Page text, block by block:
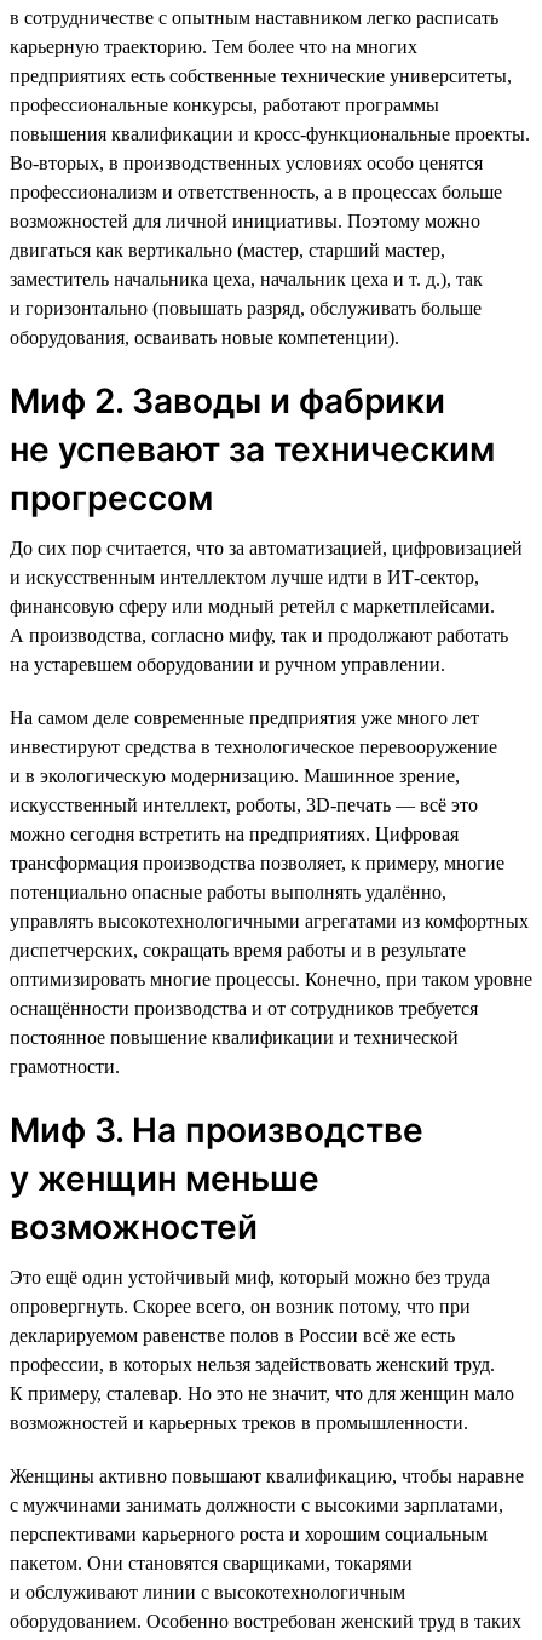
в сотрудничестве с опытным наставником легко расписать
карьерную траекторию. Тем более что на многих
предприятиях есть собственные технические университеты,
профессиональные конкурсы, работают программы
повышения квалификации и кросс-функциональные проекты.
Во-вторых, в производственных условиях особо ценятся
профессионализм и ответственность, а в процессах больше
возможностей для личной инициативы. Поэтому можно
двигаться как вертикально (мастер, старший мастер,
заместитель начальника цеха, начальник цеха и т. д.), так
и горизонтально (повышать разряд, обслуживать больше
оборудования, осваивать новые компетенции).
Миф 2. Заводы и фабрики
не успевают за техническим
прогрессом
До сих пор считается, что за автоматизацией, цифровизацией
и искусственным интеллектом лучше идти в ИТ-сектор,
финансовую сферу или модный ретейл с маркетплейсами.
А производства, согласно мифу, так и продолжают работать
на устаревшем оборудовании и ручном управлении.
На самом деле современные предприятия уже много лет
инвестируют средства в технологическое перевооружение
и в экологическую модернизацию. Машинное зрение,
искусственный интеллект, роботы, 3D-печать — всё это
можно сегодня встретить на предприятиях. Цифровая
трансформация производства позволяет, к примеру, многие
потенциально опасные работы выполнять удалённо,
управлять высокотехнологичными агрегатами из комфортных
диспетчерских, сокращать время работы и в результате
оптимизировать многие процессы. Конечно, при таком уровне
оснащённости производства и от сотрудников требуется
постоянное повышение квалификации и технической
грамотности.
Миф 3. На производстве
у женщин меньше
возможностей
Это ещё один устойчивый миф, который можно без труда
опровергнуть. Скорее всего, он возник потому, что при
декларируемом равенстве полов в России всё же есть
профессии, в которых нельзя задействовать женский труд.
К примеру, сталевар. Но это не значит, что для женщин мало
возможностей и карьерных треков в промышленности.
Женщины активно повышают квалификацию, чтобы наравне
с мужчинами занимать должности с высокими зарплатами,
перспективами карьерного роста и хорошим социальным
пакетом. Они становятся сварщиками, токарями
и обслуживают линии с высокотехнологичным
оборудованием. Особенно востребован женский труд в таких